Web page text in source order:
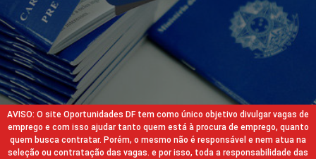
AVISO: O site Oportunidades DF tem como único objetivo divulgar vagas de
emprego e com isso ajudar tanto quem está à procura de emprego, quanto
quem busca contratar. Porém, o mesmo não é responsável e nem atua na
seleção ou contratação das vagas. e por isso, toda a responsabilidade das